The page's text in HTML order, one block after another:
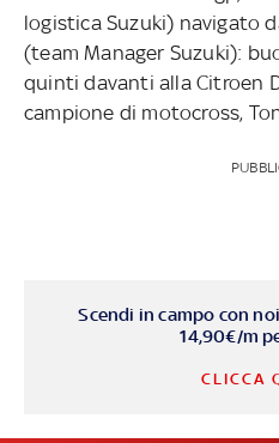
logistica Suzuki) navigato
(team Manager Suzuki):
quinti davanti alla Citroen
campione di motocross,
Scendi in campo con
14,90€/m
CLICCA